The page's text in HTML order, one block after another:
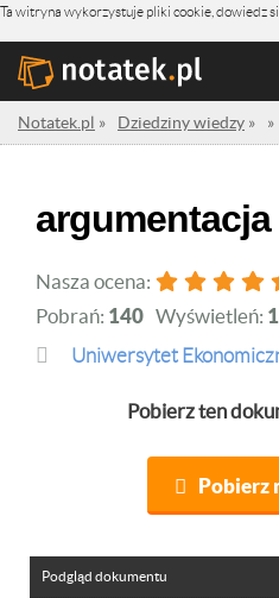
Ta witryna wykorzystuje pliki cookie, dowiedz
Notatek.pl » Dziedziny wiedzy » »
Nasza ocena:
Pobrań: 140 Wyświetleń:
Uniwersytet
Pobierz ten
Pobierz
Podgląd dokumentu